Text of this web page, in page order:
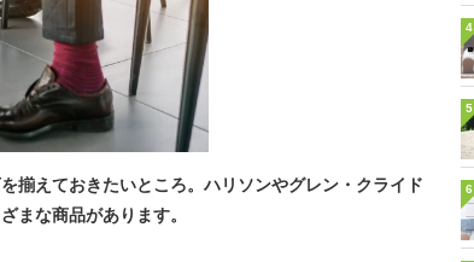
揃えておきたいところ。ハリソンやグレン・クライド
まな商品があります。
4
5
6